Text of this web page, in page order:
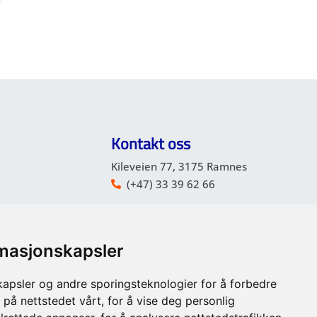
og andre sporingsteknologier for å forbedre
nettstedet vårt, for å vise deg personlig
Kontakt oss
Kileveien 77, 3175 Ramnes
(+47) 33 39 62 66